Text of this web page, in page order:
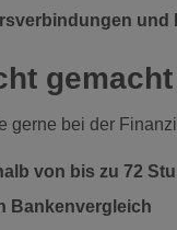
gemacht
gerne bei der
von bis zu 72
Bankenvergleich